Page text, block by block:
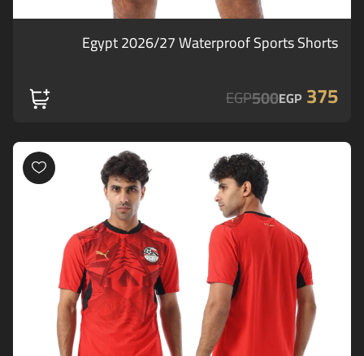
Egypt 2026/27 Waterproof Sports Shorts
375
EGP
500
EGP